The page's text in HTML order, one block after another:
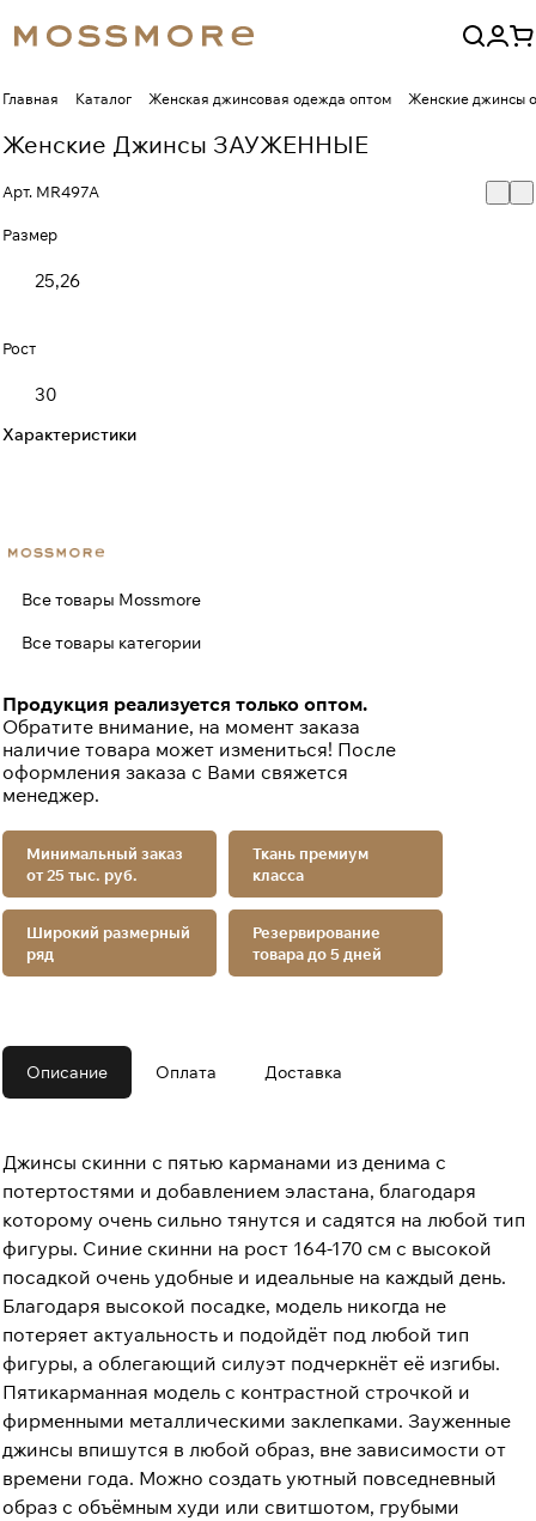
Главная Каталог Женская джинсовая одежда оптом Женские джинсы
Женские Джинсы ЗАУЖЕННЫЕ
Арт. MR497A
Размер
25,26
Рост
30
Характеристики
Все товары Mossmore
Все товары категории
Продукция реализуется только оптом.
Обратите внимание, на момент заказа
наличие товара может измениться! После
оформления заказа с Вами свяжется
менеджер.
Минимальный заказ
от 25 тыс. руб.
Ткань премиум
класса
Широкий размерный
ряд
Резервирование
товара до 5 дней
Описание Оплата Доставка
Джинсы скинни с пятью карманами из денима с
потертостями и добавлением эластана, благодаря
которому очень сильно тянутся и садятся на любой тип
фигуры. Синие скинни на рост 164-170 см с высокой
посадкой очень удобные и идеальные на каждый день.
Благодаря высокой посадке, модель никогда не
потеряет актуальность и подойдёт под любой тип
фигуры, а облегающий силуэт подчеркнёт её изгибы.
Пятикарманная модель с контрастной строчкой и
фирменными металлическими заклепками. Зауженные
джинсы впишутся в любой образ, вне зависимости от
времени года. Можно создать уютный повседневный
образ с объёмным худи или свитшотом, грубыми